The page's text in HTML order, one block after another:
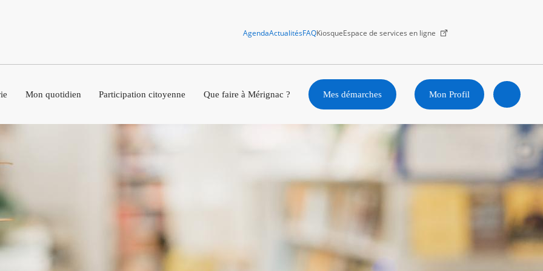
AgendaActualitésFAQKiosqueEspace de services en ligne
Mon quotidien Participation citoyenne Que faire à Mérignac ? Mes démarches Mon Profil
Ouvrir